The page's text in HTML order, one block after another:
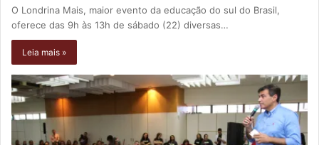
O Londrina Mais, maior evento da educação do sul do Brasil,
oferece das 9h às 13h de sábado (22) diversas…
Leia mais »